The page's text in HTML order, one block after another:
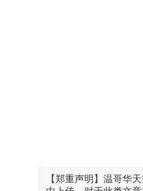
【郑重声明】温哥华